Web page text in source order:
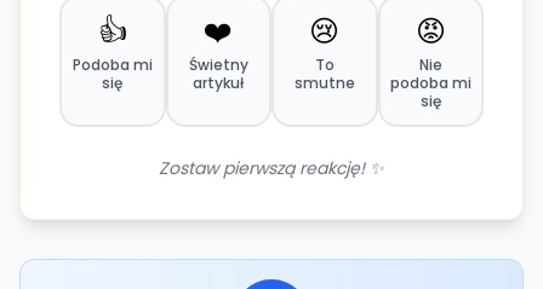
👍
Podoba mi
się
❤️
Świetny
artykuł
😢
To
smutne
😡
Nie
podoba mi
się
Zostaw pierwszą reakcję! ✨